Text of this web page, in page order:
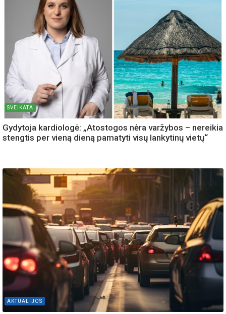
SVEIKATA
Gydytoja kardiologė: „Atostogos nėra varžybos – nereikia
stengtis per vieną dieną pamatyti visų lankytinų vietų“
AKTUALIJOS